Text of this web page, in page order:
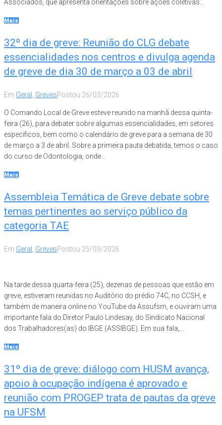
Associados, que apresenta orientações sobre ações coletivas...
Mais
32º dia de greve: Reunião do CLG debate
essencialidades nos centros e divulga agenda
de greve de dia 30 de março a 03 de abril
Em Geral , GrevesPostou 26/03/2026
O Comando Local de Greve esteve reunido na manhã dessa quinta-
feira (26), para debater sobre algumas essencialidades, em setores
especificos, bem como o calendário de greve para a semana de 30
de março a 3 de abril. Sobre a primeira pauta debatida, temos o caso
do curso de Odontologia, onde...
Mais
Assembleia Temática de Greve debate sobre
temas pertinentes ao serviço público da
categoria TAE
Em Geral , GrevesPostou 25/03/2026
Na tarde dessa quarta-feira (25), dezenas de pessoas que estão em
greve, estiveram reunidas no Auditório do prédio 74C, no CCSH, e
também de maneira online no YouTube da Assufsm, e ouviram uma
importante fala do Diretor Paulo Lindesay, do Sindicato Nacional
dos Trabalhadores(as) do IBGE (ASSIBGE). Em sua fala,...
Mais
31º dia de greve: diálogo com HUSM avança,
apoio à ocupação indígena é aprovado e
reunião com PROGEP trata de pautas da greve
na UFSM